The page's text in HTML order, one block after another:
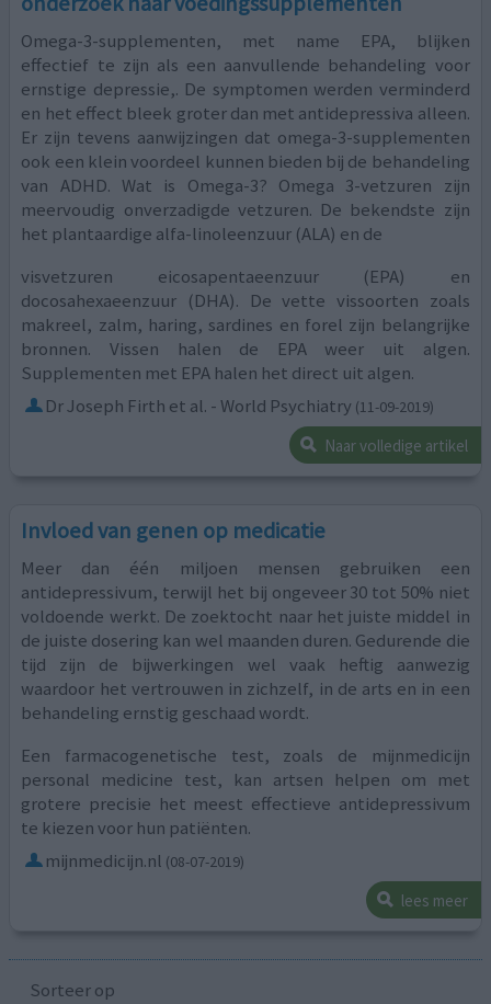
Omega-3-supplementen, met name EPA, blijken
effectief te zijn als een aanvullende behandeling voor
ernstige depressie,. De symptomen werden verminderd
en het effect bleek groter dan met antidepressiva alleen.
Er zijn tevens aanwijzingen dat omega-3-supplementen
ook een klein voordeel kunnen bieden bij de behandeling
van ADHD. Wat is Omega-3? Omega 3-vetzuren zijn
meervoudig onverzadigde vetzuren. De bekendste zijn
het plantaardige alfa-linoleenzuur (ALA) en de
visvetzuren eicosapentaeenzuur (EPA) en
docosahexaeenzuur (DHA). De vette vissoorten zoals
makreel, zalm, haring, sardines en forel zijn belangrijke
bronnen. Vissen halen de EPA weer uit algen.
Supplementen met EPA halen het direct uit algen.
Dr Joseph Firth et al. - World Psychiatry (11-09-2019)
Naar volledige artikel
Invloed van genen op medicatie
Meer dan één miljoen mensen gebruiken een
antidepressivum, terwijl het bij ongeveer 30 tot 50% niet
voldoende werkt. De zoektocht naar het juiste middel in
de juiste dosering kan wel maanden duren. Gedurende die
tijd zijn de bijwerkingen wel vaak heftig aanwezig
waardoor het vertrouwen in zichzelf, in de arts en in een
behandeling ernstig geschaad wordt.
Een farmacogenetische test, zoals de mijnmedicijn
personal medicine test, kan artsen helpen om met
grotere precisie het meest effectieve antidepressivum
te kiezen voor hun patiënten.
mijnmedicijn.nl (08-07-2019)
lees meer
Sorteer op